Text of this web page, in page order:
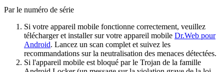
Par le numéro de série
Si votre appareil mobile fonctionne correctement, veuillez
télécharger et installer sur votre appareil mobile Dr.Web pour
Android. Lancez un scan complet et suivez les
recommandations sur la neutralisation des menaces détectées.
Si l'appareil mobile est bloqué par le Trojan de la famille